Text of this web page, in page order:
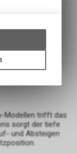
Modellen trifft das
sorgt der tiefe
und Absteigen
und
Gerät,
Sie,
Daten
auf Ihre